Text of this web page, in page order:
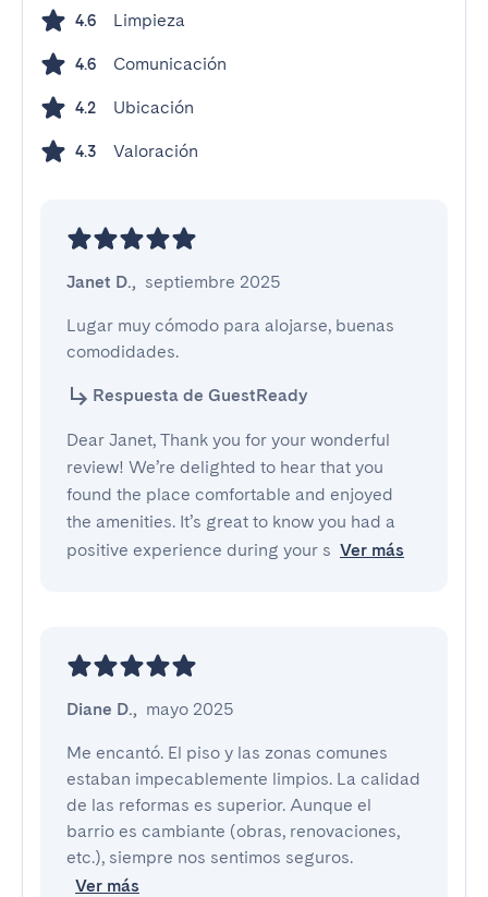
4.6 Limpieza
4.6 Comunicación
4.2 Ubicación
4.3 Valoración
Janet D., septiembre 2025
Lugar muy cómodo para alojarse, buenas
comodidades.
Respuesta de GuestReady
Dear Janet, Thank you for your wonderful
review! We’re delighted to hear that you
found the place comfortable and enjoyed
the amenities. It’s great to know you had a
positive experience during your s Ver más
Diane D., mayo 2025
Me encantó. El piso y las zonas comunes
estaban impecablemente limpios. La calidad
de las reformas es superior. Aunque el
barrio es cambiante (obras, renovaciones,
etc.), siempre nos sentimos seguros.
Ver más